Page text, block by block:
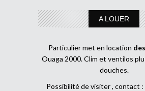
A LOUER
Particulier met en location
Ouaga 2000. Clim et ventilos
douches.
Possibilité de visiter , contact :